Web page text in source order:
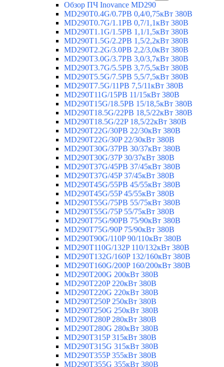
Обзор ПЧ Inovance MD290
MD290T0.4G/0.7PB 0,4/0,75кВт 380В
MD290T0.7G/1.1PB 0,7/1,1кВт 380В
MD290T1.1G/1.5PB 1,1/1,5кВт 380В
MD290T1.5G/2.2PB 1,5/2,2кВт 380В
MD290T2.2G/3.0PB 2,2/3,0кВт 380В
MD290T3.0G/3.7PB 3,0/3,7кВт 380В
MD290T3.7G/5.5PB 3,7/5,5кВт 380В
MD290T5.5G/7.5PB 5,5/7,5кВт 380В
MD290T7.5G/11PB 7,5/11кВт 380В
MD290T11G/15PB 11/15кВт 380В
MD290T15G/18.5PB 15/18,5кВт 380В
MD290T18.5G/22PB 18,5/22кВт 380В
MD290T18.5G/22P 18,5/22кВт 380В
MD290T22G/30PB 22/30кВт 380В
MD290T22G/30P 22/30кВт 380В
MD290T30G/37PB 30/37кВт 380В
MD290T30G/37P 30/37кВт 380В
MD290T37G/45PB 37/45кВт 380В
MD290T37G/45P 37/45кВт 380В
MD290T45G/55PB 45/55кВт 380В
MD290T45G/55P 45/55кВт 380В
MD290T55G/75PB 55/75кВт 380В
MD290T55G/75P 55/75кВт 380В
MD290T75G/90PB 75/90кВт 380В
MD290T75G/90P 75/90кВт 380В
MD290T90G/110P 90/110кВт 380В
MD290T110G/132P 110/132кВт 380В
MD290T132G/160P 132/160кВт 380В
MD290T160G/200P 160/200кВт 380В
MD290T200G 200кВт 380В
MD290T220P 220кВт 380В
MD290T220G 220кВт 380В
MD290T250P 250кВт 380В
MD290T250G 250кВт 380В
MD290T280P 280кВт 380В
MD290T280G 280кВт 380В
MD290T315P 315кВт 380В
MD290T315G 315кВт 380В
MD290T355P 355кВт 380В
MD290T355G 355кВт 380В